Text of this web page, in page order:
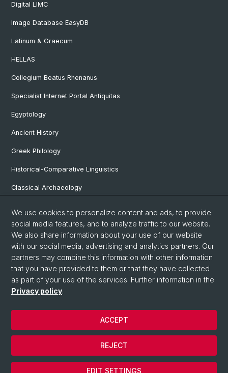
Digital LIMC
Image Database EasyDB
Latinum & Graecum
HELLAS
Collegium Beatus Rhenanus
Specialist Internet Portal Antiquitas
Egyptology
Ancient History
Greek Philology
Historical-Comparative Linguistics
Classical Archaeology
Pre- and Protohistorical and Provincial Roman Archaeology
Vindonissa Professorship
© University of Basel
Faculty of Humanities and Social Sciences
Home
We use cookies to personalize content and ads, to provide
social media features, and to analyze traffic to our website.
We also share information about your use of our website
with our social media, advertising and analytics partners. Our
partners may combine this information with other information
that you have provided to them or that they have collected
as part of your use of the services. Further information in the
Privacy policy.
EDIT SETTINGS
REJECT
ACCEPT